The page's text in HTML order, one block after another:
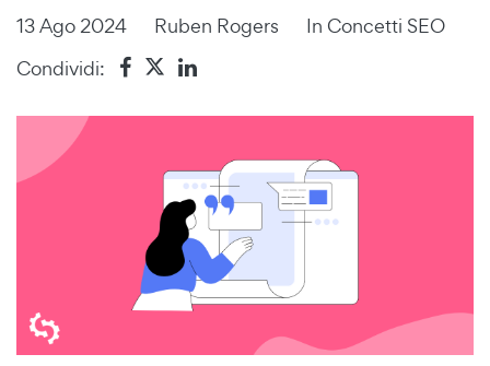
13 Ago 2024 Ruben Rogers In Concetti SEO
Condividi: